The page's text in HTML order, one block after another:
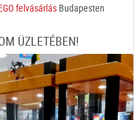
felvásárlás Budapesten
ÜZLETÉBEN!